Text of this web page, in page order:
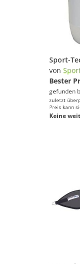
von
Bester
gefunden
zuletzt
Preis kann
Keine